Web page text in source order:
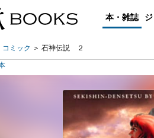
本・雑誌
コミック 石神伝説 ２